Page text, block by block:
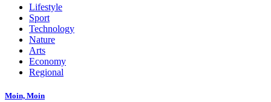
Lifestyle
Sport
Technology
Nature
Arts
Economy
Regional
Moin, Moin